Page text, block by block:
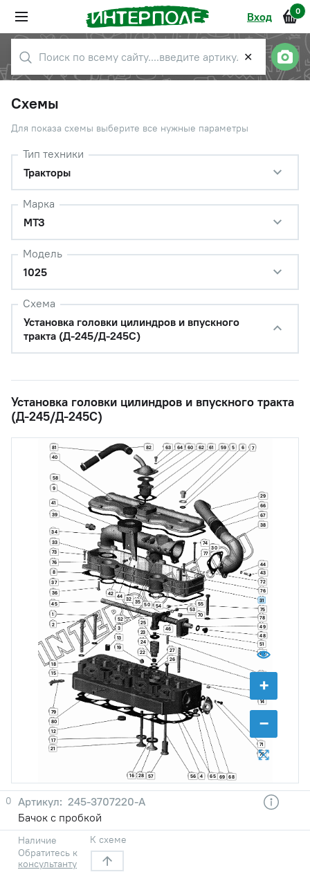
Вход 0
✕
Схемы
Для показа схемы выберите все нужные параметры
Тип техники
Тракторы
Марка
МТЗ
Модель
1025
Схема
Установка головки цилиндров и впускного
тракта (Д-245/Д-245С)
Установка головки цилиндров и впускного тракта
(Д-245/Д-245С)
+
−
1
2
3
4
5 6 7
8
9
11
12
13
14
15
16
17
18
19
20
21
22
23
24
25
26
27
28
29
30
31
32
33
34
35
36
37
38
39
40
41
42
43
44
44
45
46
48
49
50
51
52
53
54 55
56
57
58
59
60 61
62
63 64
65
66
67
68
69
70
71
72
73
74
75
76
76
76
77
78
79
80
81 82
0
245-3707220-А
Бачок с пробкой
Наличие
Обратитесь к
консультанту
К схеме